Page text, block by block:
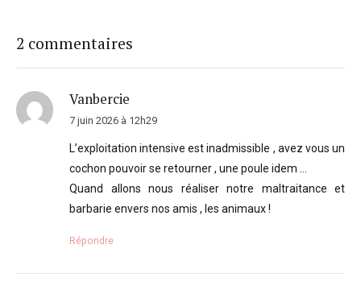
2 commentaires
Vanbercie
7 juin 2026 à 12h29
L’exploitation intensive est inadmissible , avez vous un
cochon pouvoir se retourner , une poule idem …
Quand allons nous réaliser notre maltraitance et
barbarie envers nos amis , les animaux !
Répondre